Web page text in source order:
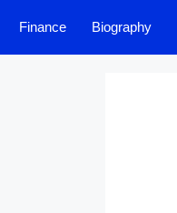
Finance Biography